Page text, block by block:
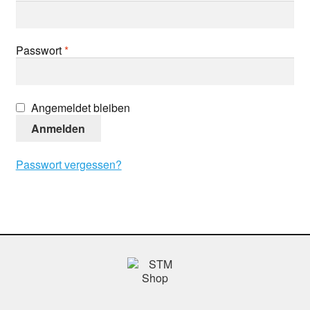
Passwort*Erforderlich
Angemeldet bleiben
Anmelden
Passwort vergessen?